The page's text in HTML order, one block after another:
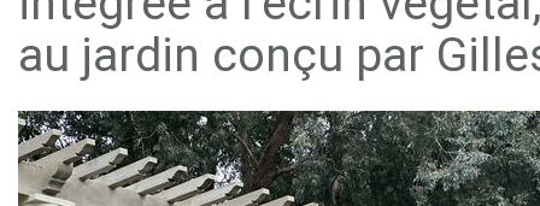
au jardin conçu par